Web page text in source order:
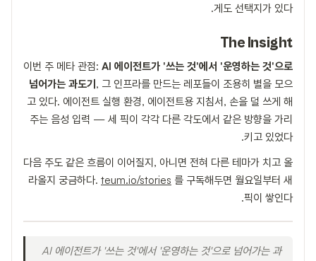
게도 선택지가 있다.
The Insight
이번 주 메타 관점: AI 에이전트가 '쓰는 것'에서 '운영하는 것'으로
넘어가는 과도기, 그 인프라를 만드는 레포들이 조용히 별을 모으
고 있다. 에이전트 실행 환경, 에이전트용 지침서, 손을 덜 쓰게 해
주는 음성 입력 — 세 픽이 각각 다른 각도에서 같은 방향을 가리
키고 있었다.
다음 주도 같은 흐름이 이어질지, 아니면 전혀 다른 테마가 치고 올
라올지 궁금하다. teum.io/stories 를 구독해두면 월요일부터 새
픽이 쌓인다.
AI 에이전트가 '쓰는 것'에서 '운영하는 것'으로 넘어가는 과